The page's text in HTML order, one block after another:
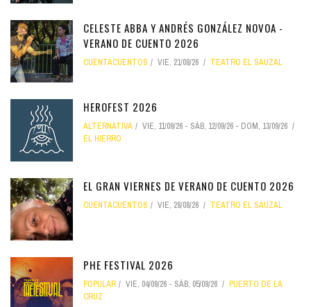
CELESTE ABBA Y ANDRÉS GONZÁLEZ NOVOA -
VERANO DE CUENTO 2026
CUENTACUENTOS VIE, 21/08/26 TEATRO EL SAUZAL
HEROFEST 2026
ALTERNATIVA VIE, 11/09/26 - SÁB, 12/09/26 - DOM, 13/09/26
EL HIERRO
EL GRAN VIERNES DE VERANO DE CUENTO 2026
CUENTACUENTOS VIE, 28/08/26 TEATRO EL SAUZAL
PHE FESTIVAL 2026
POPULAR VIE, 04/09/26 - SÁB, 05/09/26
PUERTO DE LA
CRUZ